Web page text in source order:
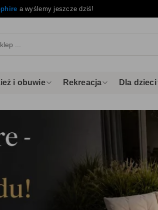
a wyślemy jeszcze dziś!
i obuwie Rekreacja Dla dzieci